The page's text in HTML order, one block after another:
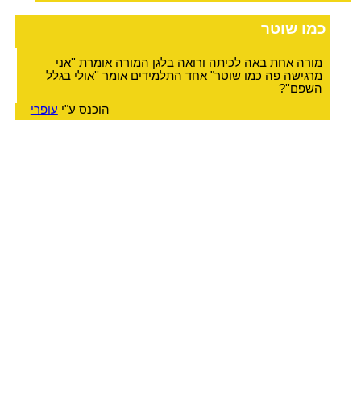
כמו שוטר
מורה אחת באה לכיתה ורואה בלגן המורה אומרת ''אני
מרגישה פה כמו שוטר" אחד התלמידים אומר ''אולי בגלל
השפם''?
הוכנס ע"י עופרי